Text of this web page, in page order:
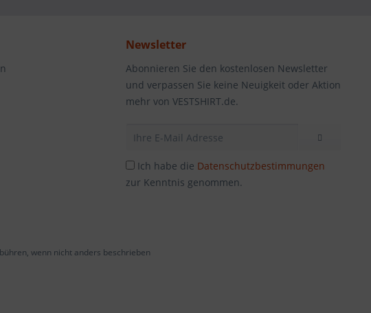
Newsletter
Abonnieren Sie den kostenlosen Newsletter
und verpassen Sie keine Neuigkeit oder Aktion
mehr von VESTSHIRT.de.
Ich habe die Datenschutzbestimmungen
zur Kenntnis genommen.
wenn nicht anders beschrieben